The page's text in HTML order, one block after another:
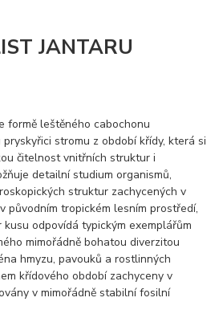
JANTARU
formě leštěného cabochonu
stromu z období křídy, která si
čitelnost vnitřních struktur i
detailní studium organismů,
struktur zachycených v
původním tropickém lesním prostředí,
odpovídá typickým exemplářům
mimořádně bohatou diverzitou
hmyzu, pavouků a rostlinných
křídového období zachyceny v
v mimořádně stabilní fosilní